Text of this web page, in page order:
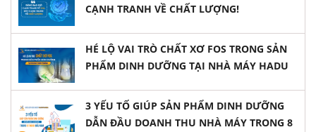
CẠNH TRANH VỀ CHẤT LƯỢNG!
HÉ LỘ VAI TRÒ CHẤT XƠ FOS TRONG SẢN
PHẨM DINH DƯỠNG TẠI NHÀ MÁY HADU
3 YẾU TỐ GIÚP SẢN PHẨM DINH DƯỠNG
DẪN ĐẦU DOANH THU NHÀ MÁY TRONG 8